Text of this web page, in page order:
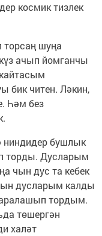
космик тизлек
торсаң шуңа
ачып йомганчы
бик читен. Ләкин,
Һәм без
ниндидер бушлык
торды. Дусларым
чын дус та кебек
дусларым калды
тордым.
төшергән
халәт